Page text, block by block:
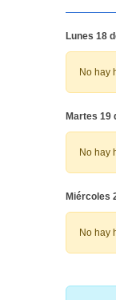
Lunes 18
No hay
Martes 19
No hay
Miércoles
No hay